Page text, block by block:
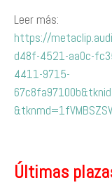
Leer más:
https://
d48f-4521-aa0c-
4411-9715-
Últimas